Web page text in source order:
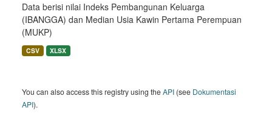
Data berisi nilai Indeks Pembangunan Keluarga
(IBANGGA) dan Median Usia Kawin Pertama Perempuan
(MUKP)
CSV XLSX
You can also access this registry using theAPI (see Dokumentasi
API).